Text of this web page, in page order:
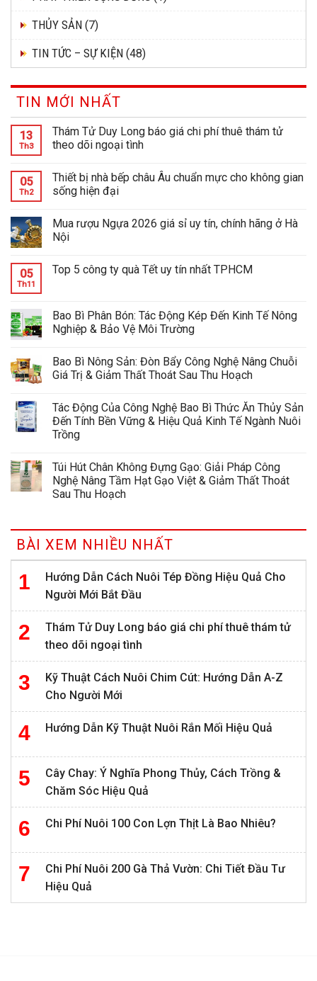
THỦY SẢN (7)
TIN TỨC – SỰ KIỆN (48)
TIN MỚI NHẤT
13
Th3
Thám Tử Duy Long báo giá chi phí thuê thám tử
theo dõi ngoại tình
05
Th2
Thiết bị nhà bếp châu Âu chuẩn mực cho không gian
sống hiện đại
Mua rượu Ngựa 2026 giá sỉ uy tín, chính hãng ở Hà
Nội
05
Th11
Top 5 công ty quà Tết uy tín nhất TPHCM
Bao Bì Phân Bón: Tác Động Kép Đến Kinh Tế Nông
Nghiệp & Bảo Vệ Môi Trường
Bao Bì Nông Sản: Đòn Bẩy Công Nghệ Nâng Chuỗi
Giá Trị & Giảm Thất Thoát Sau Thu Hoạch
Tác Động Của Công Nghệ Bao Bì Thức Ăn Thủy Sản
Đến Tính Bền Vững & Hiệu Quả Kinh Tế Ngành Nuôi
Trồng
Túi Hút Chân Không Đựng Gạo: Giải Pháp Công
Nghệ Nâng Tầm Hạt Gạo Việt & Giảm Thất Thoát
Sau Thu Hoạch
BÀI XEM NHIỀU NHẤT
Hướng Dẫn Cách Nuôi Tép Đồng Hiệu Quả Cho
Người Mới Bắt Đầu
Thám Tử Duy Long báo giá chi phí thuê thám tử
theo dõi ngoại tình
Kỹ Thuật Cách Nuôi Chim Cút: Hướng Dẫn A-Z
Cho Người Mới
Hướng Dẫn Kỹ Thuật Nuôi Rắn Mối Hiệu Quả
Cây Chay: Ý Nghĩa Phong Thủy, Cách Trồng &
Chăm Sóc Hiệu Quả
Chi Phí Nuôi 100 Con Lợn Thịt Là Bao Nhiêu?
Chi Phí Nuôi 200 Gà Thả Vườn: Chi Tiết Đầu Tư
Hiệu Quả